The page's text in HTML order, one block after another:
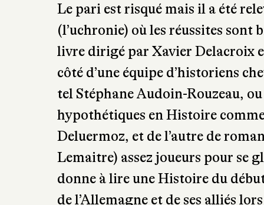
Comment mettre en scène des
nouveau ? C’est à cette question
différente mais tout aussi
histoires de mondialisations.
Le pari est risqué mais il a été
(l’uchronie) où les réussites sont
livre dirigé par Xavier Delacroix
côté d’une équipe d’historiens
tel Stéphane Audoin-Rouzeau,
hypothétiques en Histoire